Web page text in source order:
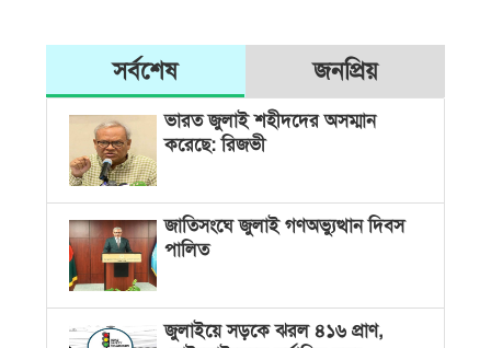
সর্বশেষ জনপ্রিয়
ভারত জুলাই শহীদদের অসম্মান
করেছে: রিজভী
জাতিসংঘে জুলাই গণঅভ্যুত্থান দিবস
পালিত
জুলাইয়ে সড়কে ঝরল ৪১৬ প্রাণ,